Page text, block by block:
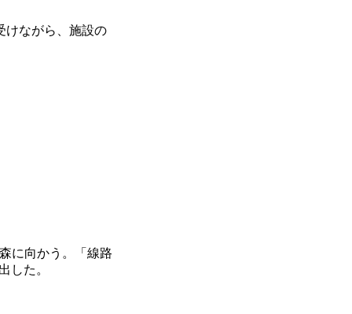
けながら、施設の
に向かう。「線路
した。